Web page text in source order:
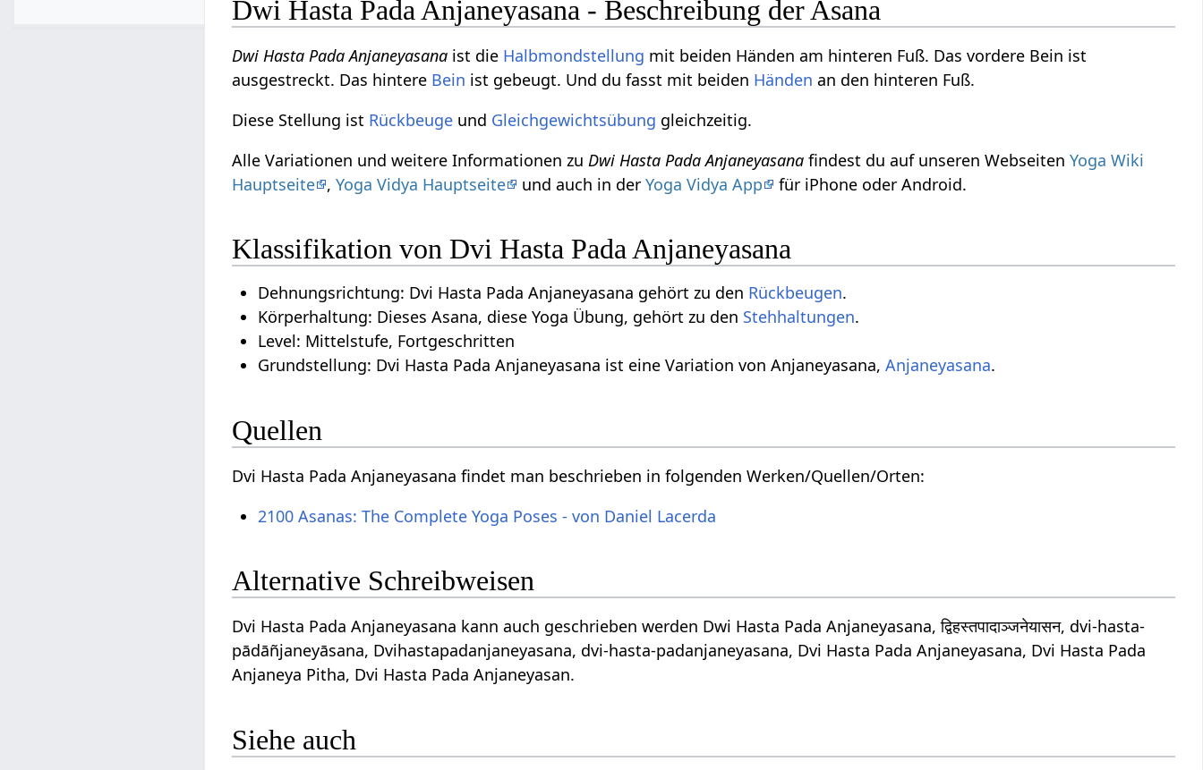
Dwi Hasta Pada Anjaneyasana - Beschreibung der Asana
Dwi Hasta Pada Anjaneyasana ist die Halbmondstellung mit beiden Händen am hinteren Fuß. Das vordere Bein ist
ausgestreckt. Das hintere Bein ist gebeugt. Und du fasst mit beiden Händen an den hinteren Fuß.
Diese Stellung ist Rückbeuge und Gleichgewichtsübung gleichzeitig.
Alle Variationen und weitere Informationen zu Dwi Hasta Pada Anjaneyasana findest du auf unseren WebseitenYoga Wiki
Hauptseite ,Yoga Vidya Hauptseite und auch in derYoga Vidya App für iPhone oder Android.
Klassifikation von Dvi Hasta Pada Anjaneyasana
Dehnungsrichtung: Dvi Hasta Pada Anjaneyasana gehört zu den Rückbeugen.
Körperhaltung: Dieses Asana, diese Yoga Übung, gehört zu den Stehhaltungen.
Level: Mittelstufe, Fortgeschritten
Grundstellung: Dvi Hasta Pada Anjaneyasana ist eine Variation von Anjaneyasana,Anjaneyasana.
Quellen
Dvi Hasta Pada Anjaneyasana findet man beschrieben in folgenden Werken/Quellen/Orten:
2100 Asanas: The Complete Yoga Poses - von Daniel Lacerda
Alternative Schreibweisen
Dvi Hasta Pada Anjaneyasana kann auch geschrieben werden Dwi Hasta Pada Anjaneyasana, द्विहस्तपादाञ्जनेयासन, dvi-hasta-
pādāñjaneyāsana, Dvihastapadanjaneyasana, dvi-hasta-padanjaneyasana, Dvi Hasta Pada Anjaneyasana, Dvi Hasta Pada
Anjaneya Pitha, Dvi Hasta Pada Anjaneyasan.
Siehe auch